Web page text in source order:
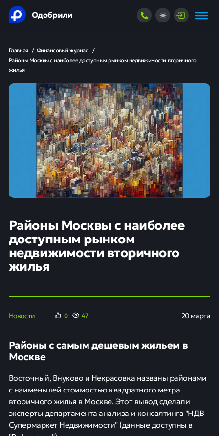
Одобрили
Главная / Финансовый журнал /
Районы Москвы с наиболее доступным рынком недвижимости вторичного
жилья
Районы Москвы с наиболее
доступным рынком
недвижимости вторичного
жилья
Новости 0 47 20 марта
Районы с самым дешевым жильем в
Москве
Восточный, Внуково и Некрасовка названы районами
с наименьшей стоимостью квадратного метра
вторичного жилья в Москве. Этот вывод сделали
эксперты департамента анализа и консалтинга "НДВ
Супермаркет Недвижимости" (данные доступны в